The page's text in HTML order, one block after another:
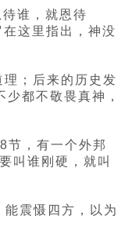
谁，就恩待
这里指出，神没
；后来的历史发
都不敬畏真神，
节，有一个外邦
叫谁刚硬，就叫
震慑四方，以为